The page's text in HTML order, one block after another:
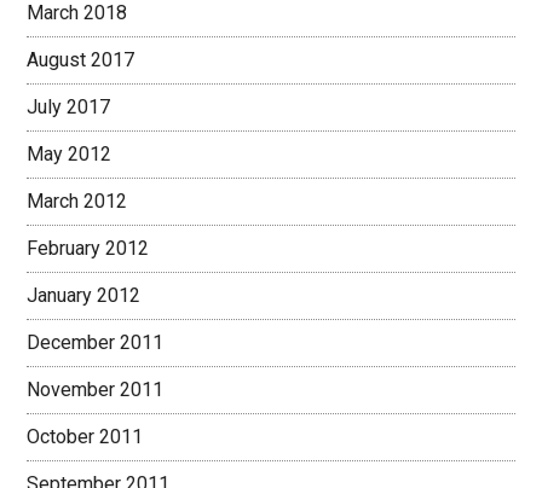
March 2018
August 2017
July 2017
May 2012
March 2012
February 2012
January 2012
December 2011
November 2011
October 2011